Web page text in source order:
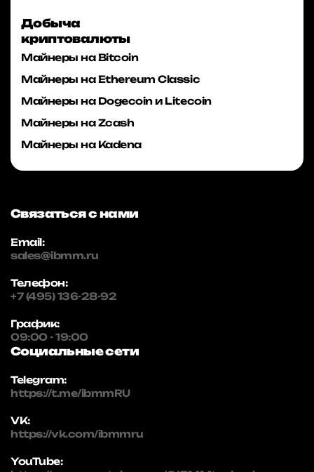
Добыча
криптовалюты
Майнеры на Bitcoin
Майнеры на Ethereum Classic
Майнеры на Dogecoin и Litecoin
Майнеры на Zcash
Майнеры на Kadena
Связаться с нами
Email:
sales@ibmm.ru
Телефон:
+7 (495) 136-28-92
График:
09:00 - 19:00
Социальные сети
Telegram:
https://t.me/ibmmRU
VK:
https://vk.com/ibmmru
YouTube: